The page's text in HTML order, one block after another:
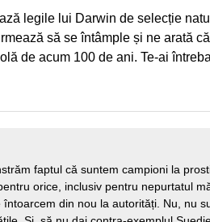
legile lui Darwin de selecție
să se întâmple și ne arată
de acum 100 de ani. Te-ai
faptul că suntem campioni la
orice, inclusiv pentru nepurtatul
din nou la autorități. Nu, nu